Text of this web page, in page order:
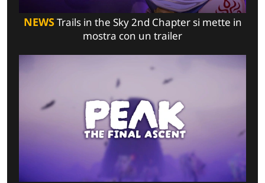
NEWSTrails in the Sky 2nd Chapter si mette in
mostra con un trailer